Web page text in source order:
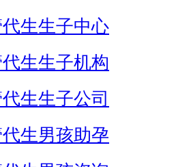
生生子中心
生生子机构
生生子公司
生男孩助孕